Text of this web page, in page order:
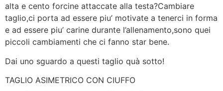
alta e cento forcine attaccate alla testa?Cambiare
taglio,ci porta ad essere piu’ motivate a tenerci in forma
e ad essere piu’ carine durante l’allenamento,sono quei
piccoli cambiamenti che ci fanno star bene.
Dai uno sguardo a questi taglio quà sotto!
TAGLIO ASIMETRICO CON CIUFFO